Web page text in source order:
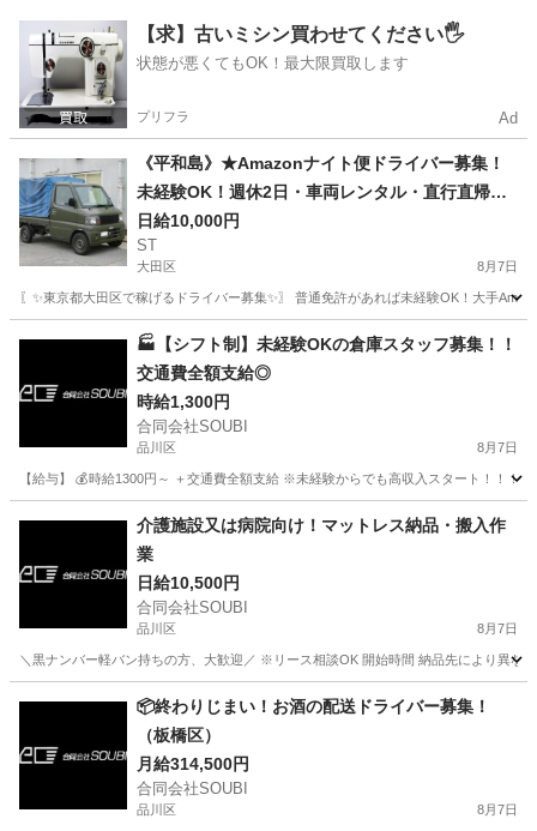
東京 江戸川区 葛西臨海公園駅 ドライバー
【求】古いミシン買わせてください🖐️
状態が悪くてもOK！最大限買取します
プリフラ Ad
《平和島》★Amazonナイト便ドライバー募集！
未経験OK！週休2日・車両レンタル・直行直帰で
稼ぐ！
日給10,000円
ST
大田区 8月7日
〖✨東京都大田区で稼げるドライバー募集✨〗 普通免許があれば未経験OK！大手
ドライバー Amazon
🏭【シフト制】未経験OKの倉庫スタッフ募集！！
交通費全額支給◎
時給1,300円
合同会社SOUBI
品川区 8月7日
【給与】 💰時給1300円～ ＋交通費全額支給 ※未経験からでも高収入スタート！
倉庫 スタッフ
介護施設又は病院向け！マットレス納品・搬入作
業
日給10,500円
合同会社SOUBI
品川区 8月7日
＼黒ナンバー軽バン持ちの方、大歓迎／ ※リース相談OK 開始時間 納品先により異
配送 介護施設
📦終わりじまい！お酒の配送ドライバー募集！
（板橋区）
月給314,500円
合同会社SOUBI
品川区 8月7日